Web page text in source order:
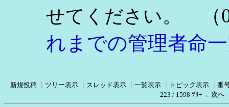
せてください。
（
れまでの管理者命
新規投稿 ツリー表示 スレッド表示 一覧表示 トピック表示
番
223 / 1598 ﾂﾘｰ ←次へ